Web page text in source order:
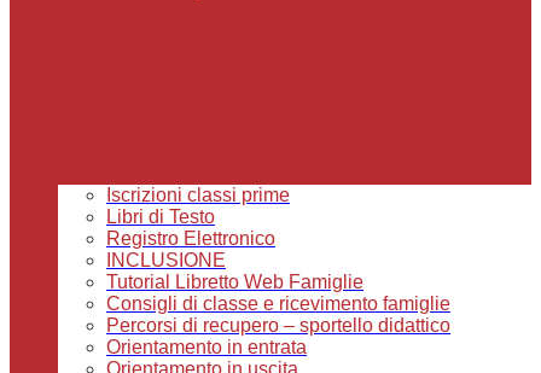
Iscrizioni classi prime
Libri di Testo
Registro Elettronico
INCLUSIONE
Tutorial Libretto Web Famiglie
Consigli di classe e ricevimento famiglie
Percorsi di recupero – sportello didattico
Orientamento in entrata